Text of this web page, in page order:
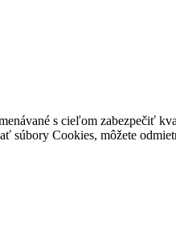
s cieľom zabezpečiť
súbory Cookies, môžete